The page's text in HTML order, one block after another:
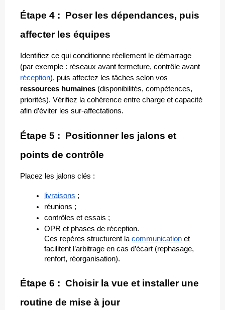
Étape 4 :  Poser les dépendances, puis
affecter les équipes
Identifiez ce qui conditionne réellement le démarrage
réception
ressources humaines (disponibilités, compétences,
priorités). Vérifiez la cohérence entre charge et capacité
afin d’éviter les sur-affectations.
Étape 5 :  Positionner les jalons et
points de contrôle
Placez les jalons clés :
livraisons ;
réunions ;
contrôles et essais ;
OPR et phases de réception.
Ces repères structurent la communication et
facilitent l’arbitrage en cas d’écart (rephasage,
renfort, réorganisation).
Étape 6 :  Choisir la vue et installer une
routine de mise à jour